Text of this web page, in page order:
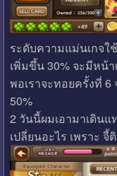
ระดับความแม่นเกจใ
เพิ่มขึ้น 30% จะมีหน้
พอเราจะทอยครั้งที่
50%
2 วันนี้ผมเอามาเดินแ
เปลี่ยนอะไร เพราะ